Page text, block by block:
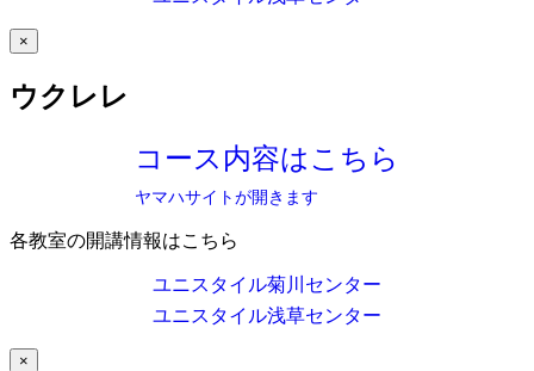
×
ウクレレ
コース内容はこちら
ヤマハサイトが開きます
各教室の開講情報はこちら
ユニスタイル菊川センター
ユニスタイル浅草センター
×